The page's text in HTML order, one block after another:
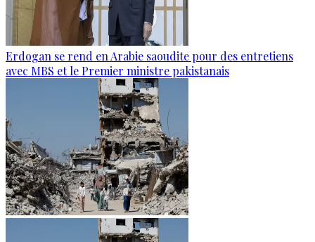
Erdogan se rend en Arabie saoudite pour des entretiens
avec MBS et le Premier ministre pakistanais